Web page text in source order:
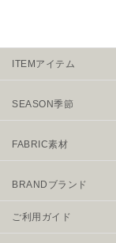
ITEMアイテム
SEASON季節
FABRIC素材
BRANDブランド
ご利用ガイド